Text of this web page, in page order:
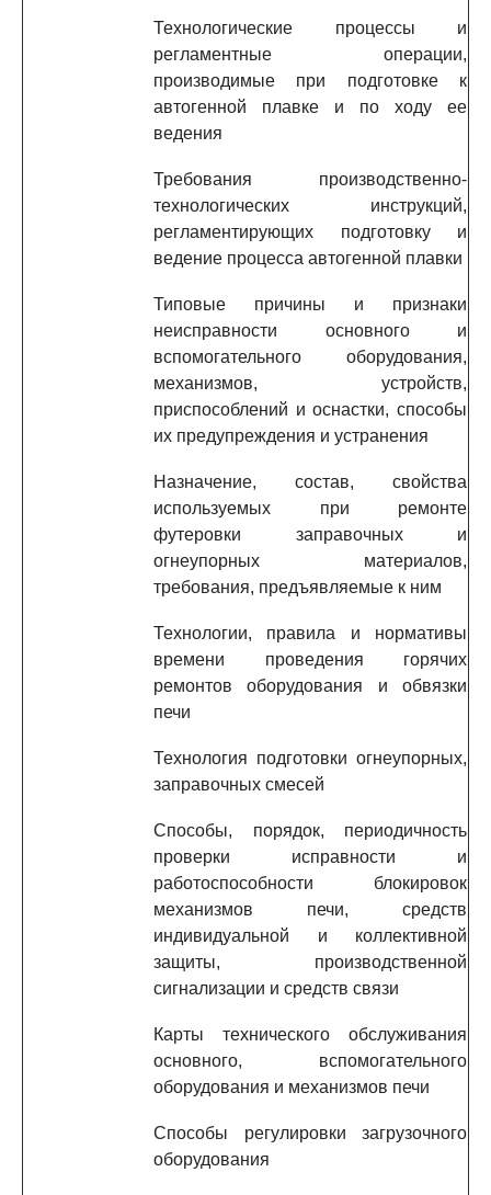
Технологические процессы и
регламентные операции,
производимые при подготовке к
автогенной плавке и по ходу ее
ведения
Требования производственно-
технологических инструкций,
регламентирующих подготовку и
ведение процесса автогенной плавки
Типовые причины и признаки
неисправности основного и
вспомогательного оборудования,
механизмов, устройств,
приспособлений и оснастки, способы
их предупреждения и устранения
Назначение, состав, свойства
используемых при ремонте
футеровки заправочных и
огнеупорных материалов,
требования, предъявляемые к ним
Технологии, правила и нормативы
времени проведения горячих
ремонтов оборудования и обвязки
печи
Технология подготовки огнеупорных,
заправочных смесей
Способы, порядок, периодичность
проверки исправности и
работоспособности блокировок
механизмов печи, средств
индивидуальной и коллективной
защиты, производственной
сигнализации и средств связи
Карты технического обслуживания
основного, вспомогательного
оборудования и механизмов печи
Способы регулировки загрузочного
оборудования